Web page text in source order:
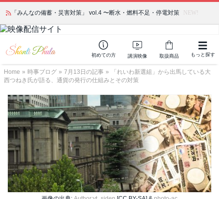
「みんなの備蓄・災害対策」 vol.4 〜断水・燃料不足・停電対策 NEW!
初めての方 講演映像 取扱商品 もっと探す
Home » 時事ブログ » 7月13日の記事 »
「れいわ新選組」から出馬している大
西つねき氏が語る、通貨の発行の仕組みとその対策